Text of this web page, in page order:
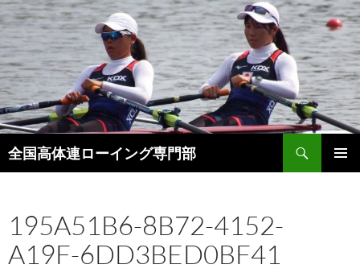
全国高体連ローイング専門部
検
索
ン
ツ
へ
ス
195A51B6-8B72-4152-
A19F-6DD3BED0BF41